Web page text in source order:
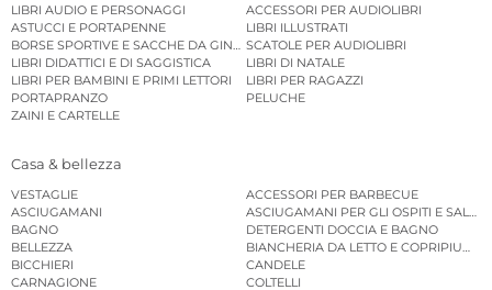
LIBRI AUDIO E PERSONAGGI
ACCESSORI PER AUDIOLIBRI
ASTUCCI E PORTAPENNE
LIBRI ILLUSTRATI
BORSE SPORTIVE E SACCHE DA GINNASTICASCATOLE PER AUDIOLIBRI
LIBRI DIDATTICI E DI SAGGISTICA
LIBRI DI NATALE
LIBRI PER BAMBINI E PRIMI LETTORI
LIBRI PER RAGAZZI
PORTAPRANZO
PELUCHE
ZAINI E CARTELLE
Casa & bellezza
VESTAGLIE
ACCESSORI PER BARBECUE
ASCIUGAMANI
ASCIUGAMANI PER GLI OSPITI E
BAGNO
DETERGENTI DOCCIA E BAGNO
BELLEZZA
BIANCHERIA DA LETTO E COPRIPIUMINI
BICCHIERI
CANDELE
CARNAGIONE
COLTELLI